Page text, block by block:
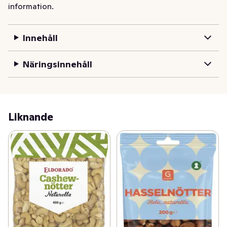
information.
Innehåll
Näringsinnehåll
Liknande